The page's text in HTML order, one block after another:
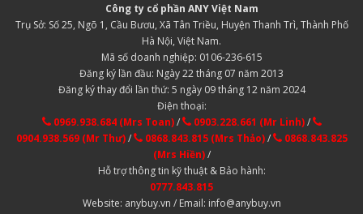
Công ty cổ phần ANY Việt Nam
Trụ Sở: Số 25, Ngõ 1, Cầu Bươu, Xã Tân Triều, Huyện Thanh Trì, Thành Phố
Hà Nội, Việt Nam.
Mã số doanh nghiệp: 0106-236-615
Đăng ký lần đầu: Ngày 22 tháng 07 năm 2013
Đăng ký thay đổi lần thứ: 5 ngày 09 tháng 12 năm 2024
Điện thoại:
0969.938.684 (Mrs Toan)/ 0903.228.661 (Mr Linh)/
0904.938.569 (Mr Thư)/ 0868.843.815 (Mrs Thảo)/
0868.843.825
(Mrs Hiền)/
Hỗ trợ thông tin kỹ thuật & Bảo hành:
0777.843.815
Website: anybuy.vn / Email: info@anybuy.vn